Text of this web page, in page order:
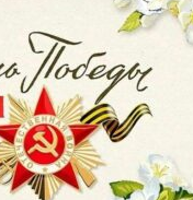
07.08.2025
Улуу Жеңиштин
29.04.2025
Награды в
29.04.2025